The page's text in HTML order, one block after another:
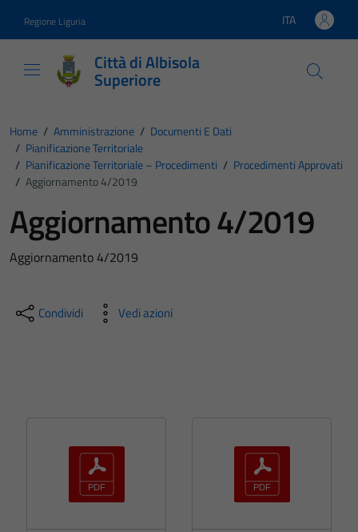
Regione Liguria Lingua attiva:
ITA
Città di Albisola
Superiore
Home / Amministrazione / Documenti E Dati
/ Pianificazione Territoriale
/ Pianificazione Territoriale – Procedimenti / Procedimenti Approvati
/ Aggiornamento 4/2019
Aggiornamento 4/2019
Aggiornamento 4/2019
Condividi Vedi azioni